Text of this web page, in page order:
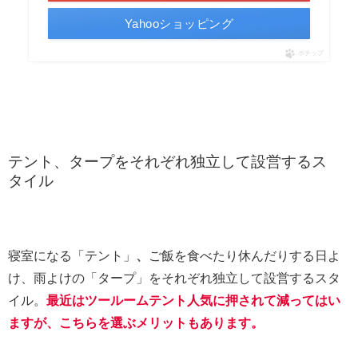
Yahooショッピング
ポチップ
テント、タープをそれぞれ独立して設営するス
タイル
寝室になる「テント」 、
ご飯を食べたり休んだりする日よ
け、雨よけの「タープ」をそれぞれ独立して設営するスタ
イル。 最近はツールームテント人気に押されて減ってはい
ますが、こちらを選ぶメリットもあります。